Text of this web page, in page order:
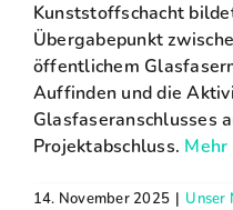
Hausanschluss
Projekte
Kunststoffschacht
Übergabepunkt
öffentlichem
Auffinden und die
Glasfaseranschlusses
Projektabschluss. Mehr
14. November 2025 | Unser